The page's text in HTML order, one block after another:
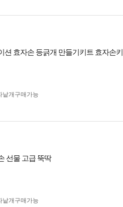
션 효자손 등긁개 만들기키트 효자손
낱개구매가능
선물 고급 뚝딱
낱개구매가능